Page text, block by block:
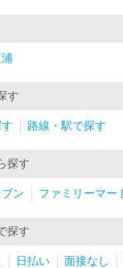
す
路線・駅で探す
探す
ン ファミリーマー
探す
日払い 面接なし